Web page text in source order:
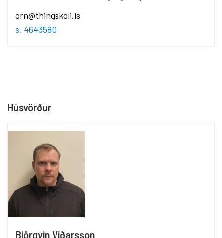
orn@thingskoli.is
s. 4643580
Húsvörður
Björgvin Viðarsson